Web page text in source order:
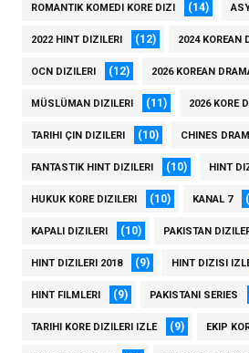
ROMANTIK KOMEDI KORE DIZI (14)
2022 HINT DIZILERI (12) 2024 KOREAN
OCN DIZILERI (12) 2026 KOREAN
MÜSLÜMAN DIZILERI (11) 2026 KORE
TARIHI ÇIN DIZILERI (10) CHINES
FANTASTIK HINT DIZILERI (10) HINT
HUKUK KORE DIZILERI (10) KANAL 7
KAPALI DIZILERI (10) PAKISTAN
HINT DIZILERI 2018 (9) HINT DIZISI
HINT FILMLERI (9) PAKISTANI SERIES
TARIHI KORE DIZILERI IZLE (9) EKIP